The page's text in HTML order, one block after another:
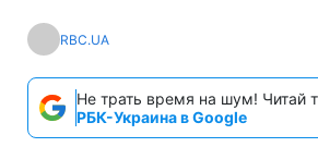
RBC.UA
Не трать время на шум! Читай
РБК-Украина в Google